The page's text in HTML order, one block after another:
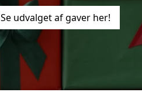
Se udvalget af gaver her!